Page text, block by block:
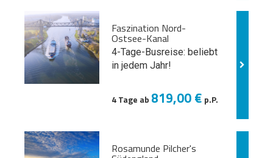
Faszination Nord-
Ostsee-Kanal
4-Tage-Busreise: beliebt
in jedem Jahr!
4 Tage ab 819,00 € p.P.
Rosamunde Pilcher's